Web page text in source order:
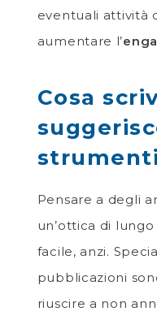
eventuali attività
aumentare l’
Cosa
Pensare a degli
un’ottica di
facile, anzi.
pubblicazioni
riuscire a non